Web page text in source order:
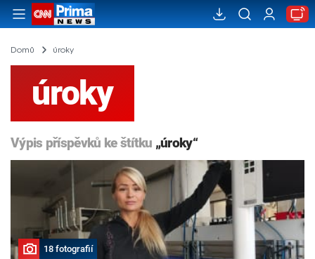
Domů úroky
úroky
Výpis příspěvků ke štítku „úroky“
18 fotografií